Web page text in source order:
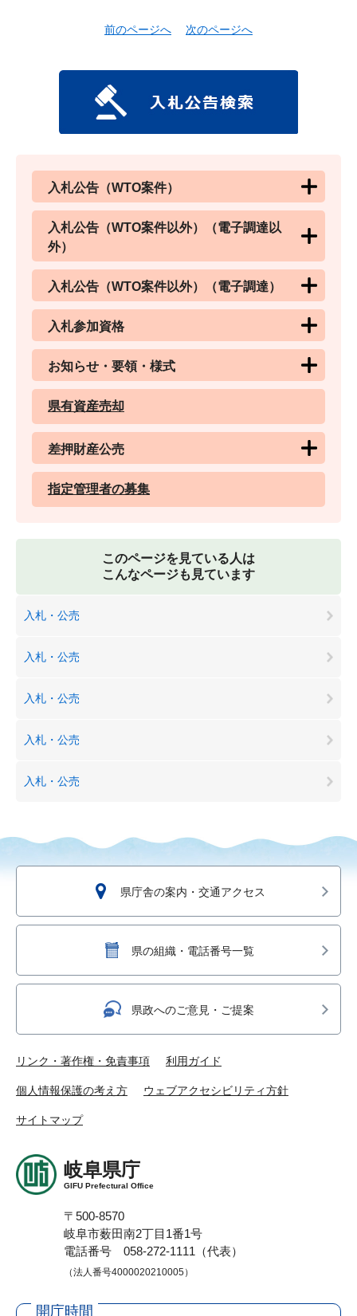
前のページへ 次のページへ
入札公告（WTO案件）
入札公告（WTO案件以外）（電子調達以
外）
入札公告（WTO案件以外）（電子調達）
入札参加資格
お知らせ・要領・様式
県有資産売却
差押財産公売
指定管理者の募集
このページを見ている人は
こんなページも見ています
入札・公売
入札・公売
入札・公売
入札・公売
入札・公売
県庁舎の案内・交通アクセス
県の組織・電話番号一覧
県政へのご意見・ご提案
リンク・著作権・免責事項 利用ガイド
個人情報保護の考え方 ウェブアクセシビリティ方針
サイトマップ
岐阜県庁
GIFU Prefectural Office
〒500-8570
岐阜市薮田南2丁目1番1号
電話番号 058-272-1111（代表）
（法人番号4000020210005）
開庁時間